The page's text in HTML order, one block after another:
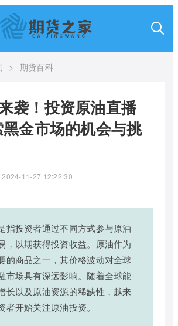
> 期货百科
袭！投资原油直播
金市场的机会与挑
2024-11-27 12:22:30
指投资者通过不同方式参与原油
，以期获得投资收益。原油作为
的商品之一，其价格波动对全球
市场具有深远影响。随着全球能
长以及原油资源的稀缺性，越来
者开始关注原油投资。